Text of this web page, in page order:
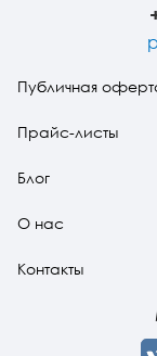
Публичная
Прайс-листы
Блог
О нас
Контакты